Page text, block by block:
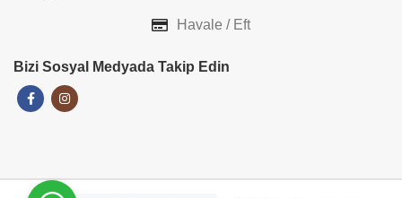
Havale / Eft
Bizi Sosyal Medyada Takip Edin